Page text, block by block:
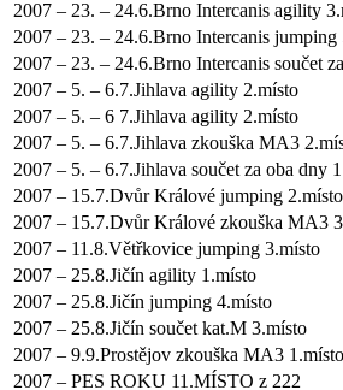
2007 – 23. – 24.6.Brno Intercanis agility
2007 – 23. – 24.6.Brno Intercanis jumping
2007 – 23. – 24.6.Brno Intercanis součet
2007 – 5. – 6.7.Jihlava agility 2.místo
2007 – 5. – 6 7.Jihlava agility 2.místo
2007 – 5. – 6.7.Jihlava zkouška MA3
2007 – 5. – 6.7.Jihlava součet za oba dny
2007 – 15.7.Dvůr Králové jumping 2.místo
2007 – 15.7.Dvůr Králové zkouška MA3
2007 – 11.8.Větřkovice jumping 3.místo
2007 – 25.8.Jičín agility 1.místo
2007 – 25.8.Jičín jumping 4.místo
2007 – 25.8.Jičín součet kat.M 3.místo
2007 – 9.9.Prostějov zkouška MA3 1.místo
2007 – PES ROKU 11.MÍSTO z 222